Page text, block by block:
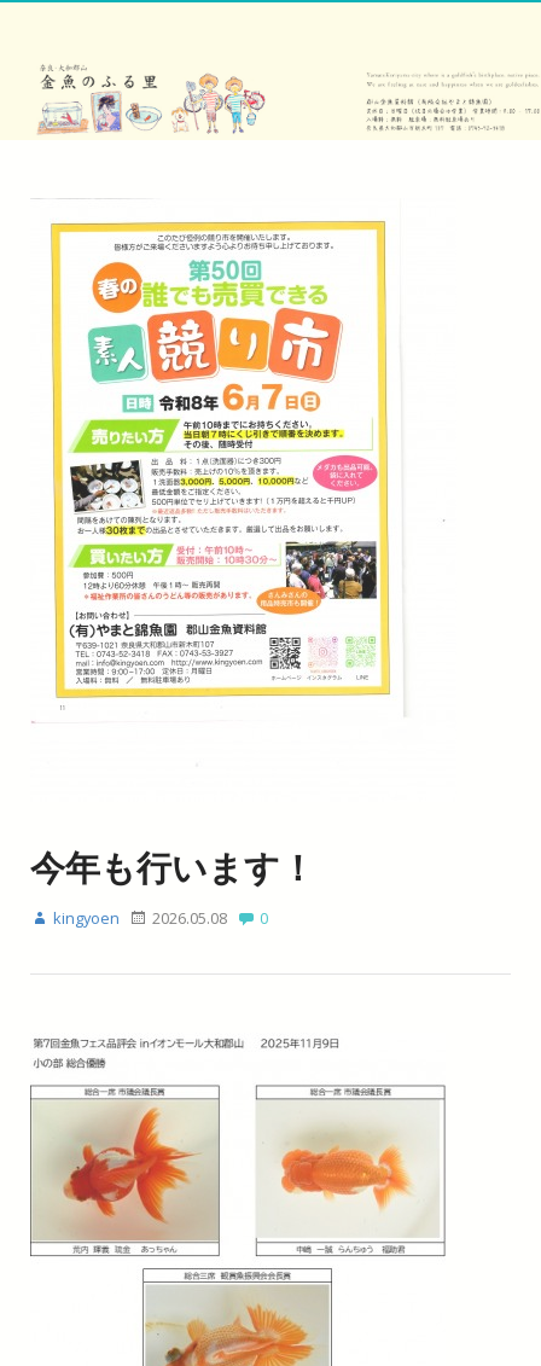
今年も行います！
kingyoen 2026.05.08 0